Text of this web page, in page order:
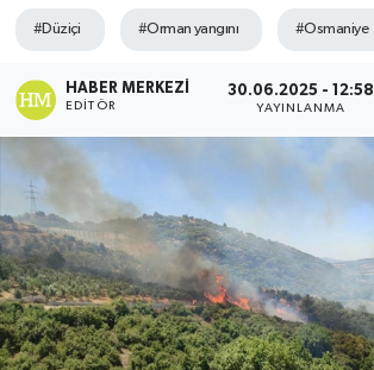
#Düziçi #Orman yangını #Osmaniye
HABER MERKEZI
EDITÖR
30.06.2025 - 12:58
YAYINLANMA